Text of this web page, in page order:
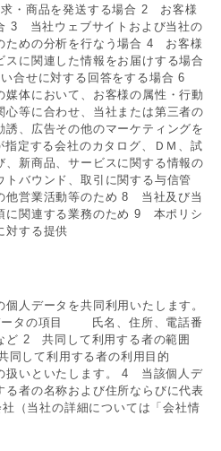
・商品を発送する場合 2 お客様
3 当社ウェブサイトおよび当社の
ための分析を行なう場合 4 お客様
スに関連した情報をお届けする場合
合せに対する回答をする場合 6
媒体において、お客様の属性・行動
心等に合わせ、当社または第三者の
、広告その他のマーケティングを
定する会社のカタログ、ＤＭ、試
新商品、サービスに関する情報の
バウンド、取引に関する与信管
他営業活動等のため 8 当社及び当
に関連する業務のため 9 本ポリシ
対する提供
人データを共同利用いたします。
ータの項目 氏名、住所、電話番
2 共同して利用する者の範囲
して利用する者の利用目的
扱いといたします。 4 当該個人デ
る者の名称および住所ならびに代表
当社の詳細については「会社情